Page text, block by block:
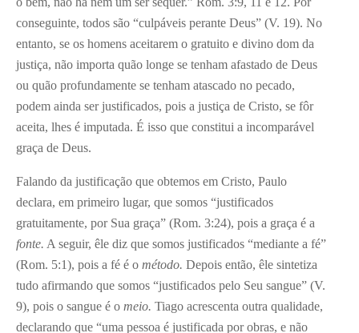
conseguinte, todos são “culpáveis perante Deus” (V. 19). No
entanto, se os homens aceitarem o gratuito e divino dom da
justiça, não importa quão longe se tenham afastado de Deus
ou quão profundamente se tenham atascado no pecado,
podem ainda ser justificados, pois a justiça de Cristo, se fôr
aceita, lhes é imputada. É isso que constitui a incomparável
graça de Deus.
Falando da justificação que obtemos em Cristo, Paulo
declara, em primeiro lugar, que somos “justificados
gratuitamente, por Sua graça” (Rom. 3:24), pois a graça é a
fonte. A seguir, êle diz que somos justificados “mediante a fé”
(Rom. 5:1), pois a fé é o método. Depois então, êle sintetiza
tudo afirmando que somos “justificados pelo Seu sangue” (V.
9), pois o sangue é o meio. Tiago acrescenta outra qualidade,
declarando que “uma pessoa é justificada por obras, e não